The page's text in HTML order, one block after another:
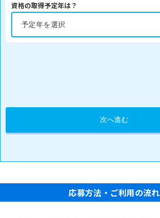
資格の取得予定年は？
応募方法・ご利用の流れ